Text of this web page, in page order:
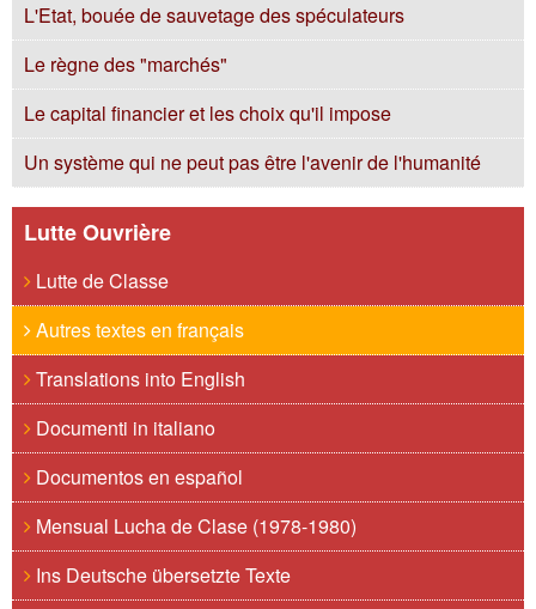
L'Etat, bouée de sauvetage des spéculateurs
Le règne des "marchés"
Le capital financier et les choix qu'il impose
Un système qui ne peut pas être l'avenir de l'humanité
Lutte Ouvrière
Lutte de Classe
Autres textes en français
Translations into English
Documenti in italiano
Documentos en español
Mensual Lucha de Clase (1978-1980)
Ins Deutsche übersetzte Texte